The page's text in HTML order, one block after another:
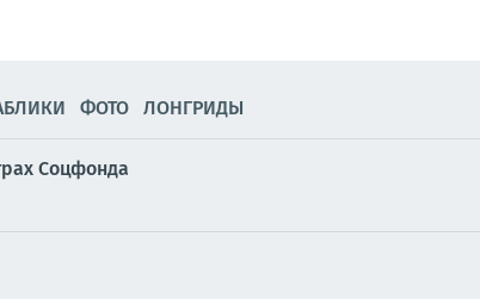
ФОТО ЛОНГРИДЫ
Соцфонда